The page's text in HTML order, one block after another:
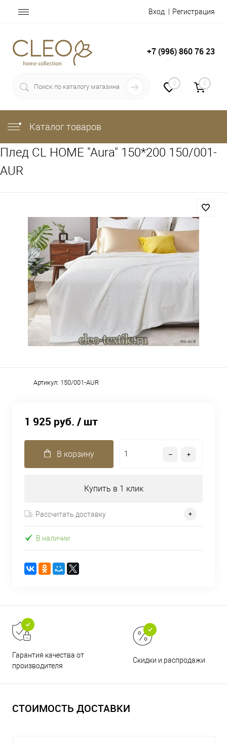
Вход Регистрация
+7 (996) 860 76 23
0 0
Каталог товаров
Плед CL HOME "Aura" 150*200 150/001-
AUR
Артикул: 150/001-AUR
1 925 руб. / шт
В корзину
Купить в 1 клик
Рассчитать доставку
В наличии
Гарантия качества от
производителя
Скидки и распродажи
СТОИМОСТЬ ДОСТАВКИ